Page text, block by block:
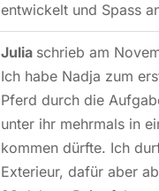
entwickelt und Spass
Julia schrieb am
Ich habe Nadja zum
Pferd durch die
unter ihr mehrmals in
kommen dürfte. Ich
Exterieur, dafür aber